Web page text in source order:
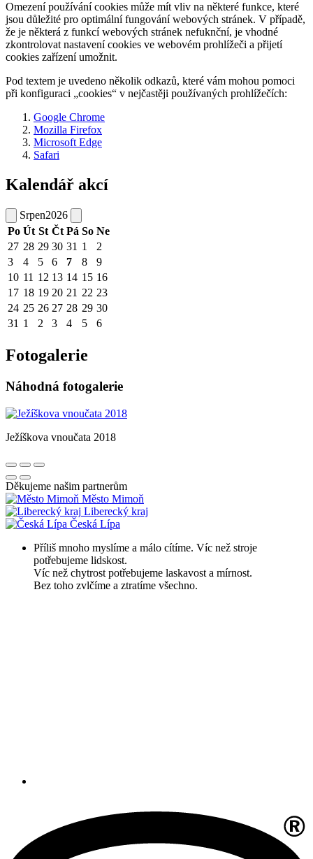
Omezení používání cookies může mít vliv na některé funkce, které
jsou důležité pro optimální fungování webových stránek. V případě,
že je některá z funkcí webových stránek nefuknční, je vhodné
zkontrolovat nastavení cookies ve webovém prohlížeči a přijetí
cookies zařízení umožnit.
Pod textem je uvedeno několik odkazů, které vám mohou pomoci
při konfiguraci „cookies“ v nejčastěji používaných prohlížečích:
Google Chrome
Mozilla Firefox
Microsoft Edge
Safari
Kalendář akcí
Srpen2026
Po Út St Čt Pá So Ne
27 28 29 30 31 1
2
3
4 5 6 7 8
9
10 11 12 13 14 15 16
17 18 19 20 21 22 23
24 25 26 27 28 29 30
31 1 2 3 4 5 6
Fotogalerie
Náhodná fotogalerie
Ježíškova vnoučata 2018
Děkujeme našim partnerům
Město Mimoň
Liberecký kraj
Česká Lípa
Příliš mnoho myslíme a málo cítíme. Víc než stroje
potřebujeme lidskost.
Víc než chytrost potřebujeme laskavost a mírnost.
Bez toho zvlčíme a ztratíme všechno.